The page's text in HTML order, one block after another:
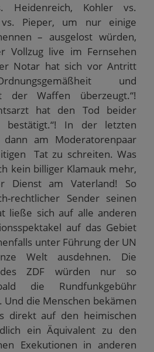
Heidenreich, Kohler vs.
vs. Pieper, um nur einige
– ausgelost würden,
Vollzug live im Fernsehen
Notar hat sich vor Antritt
und
der Waffen überzeugt.“!
hat den Tod beider
bestätigt.“! In der letzten
am Moderatorenpaar
Tat zu schreiten. Was
kein billiger Klamauk mehr,
Dienst am Vaterland! So
rechtlicher Sender seinen
ließe sich auf alle anderen
auf das Gebiet
unter Führung der UN
Welt ausdehnen. Die
des ZDF würden nur so
die Rundfunkgebühr
Und die Menschen bekämen
direkt auf den heimischen
ein Äquivalent zu den
Exekutionen in anderen